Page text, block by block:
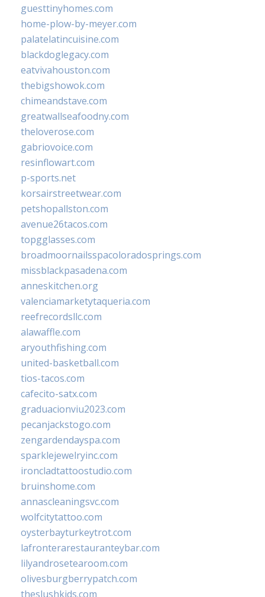
guesttinyhomes.com
home-plow-by-meyer.com
palatelatincuisine.com
blackdoglegacy.com
eatvivahouston.com
thebigshowok.com
chimeandstave.com
greatwallseafoodny.com
theloverose.com
gabriovoice.com
resinflowart.com
p-sports.net
korsairstreetwear.com
petshopallston.com
avenue26tacos.com
topgglasses.com
broadmoornailsspacoloradosprings.com
missblackpasadena.com
anneskitchen.org
valenciamarketytaqueria.com
reefrecordsllc.com
alawaffle.com
aryouthfishing.com
united-basketball.com
tios-tacos.com
cafecito-satx.com
graduacionviu2023.com
pecanjackstogo.com
zengardendayspa.com
sparklejewelryinc.com
ironcladtattoostudio.com
bruinshome.com
annascleaningsvc.com
wolfcitytattoo.com
oysterbayturkeytrot.com
lafronterarestauranteybar.com
lilyandrosetearoom.com
olivesburgberrypatch.com
theslushkids.com